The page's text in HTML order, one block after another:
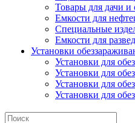
Товары для дачи и
Емкости для
Специальные
Емкости для
Установки
Установки для
Установки для
Установки для
Установки для